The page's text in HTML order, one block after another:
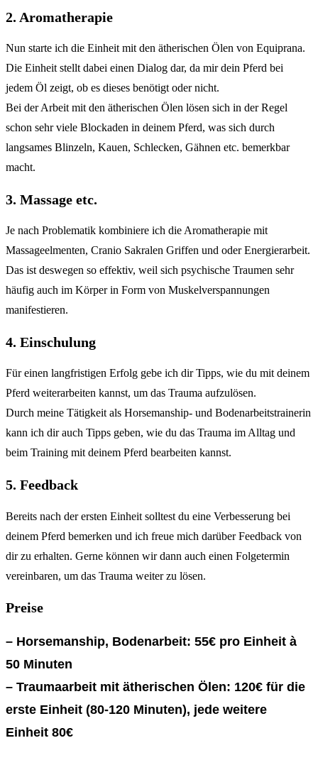
2. Aromatherapie
Nun starte ich die Einheit mit den ätherischen Ölen von Equiprana.
Die Einheit stellt dabei einen Dialog dar, da mir dein Pferd bei
jedem Öl zeigt, ob es dieses benötigt oder nicht.
Bei der Arbeit mit den ätherischen Ölen lösen sich in der Regel
schon sehr viele Blockaden in deinem Pferd, was sich durch
langsames Blinzeln, Kauen, Schlecken, Gähnen etc. bemerkbar
macht.
3. Massage etc.
Je nach Problematik kombiniere ich die Aromatherapie mit
Massageelmenten, Cranio Sakralen Griffen und oder Energierarbeit.
Das ist deswegen so effektiv, weil sich psychische Traumen sehr
häufig auch im Körper in Form von Muskelverspannungen
manifestieren.
4. Einschulung
Für einen langfristigen Erfolg gebe ich dir Tipps, wie du mit deinem
Pferd weiterarbeiten kannst, um das Trauma aufzulösen.
Durch meine Tätigkeit als Horsemanship- und Bodenarbeitstrainerin
kann ich dir auch Tipps geben, wie du das Trauma im Alltag und
beim Training mit deinem Pferd bearbeiten kannst.
5. Feedback
Bereits nach der ersten Einheit solltest du eine Verbesserung bei
deinem Pferd bemerken und ich freue mich darüber Feedback von
dir zu erhalten. Gerne können wir dann auch einen Folgetermin
vereinbaren, um das Trauma weiter zu lösen.
Preise
– Horsemanship, Bodenarbeit: 55€ pro Einheit à
50 Minuten
– Traumaarbeit mit ätherischen Ölen: 120€ für die
erste Einheit (80-120 Minuten), jede weitere
Einheit 80€